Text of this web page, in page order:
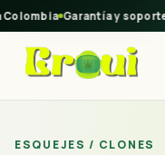
Garantía y soporte
ESQUEJES / CLONES